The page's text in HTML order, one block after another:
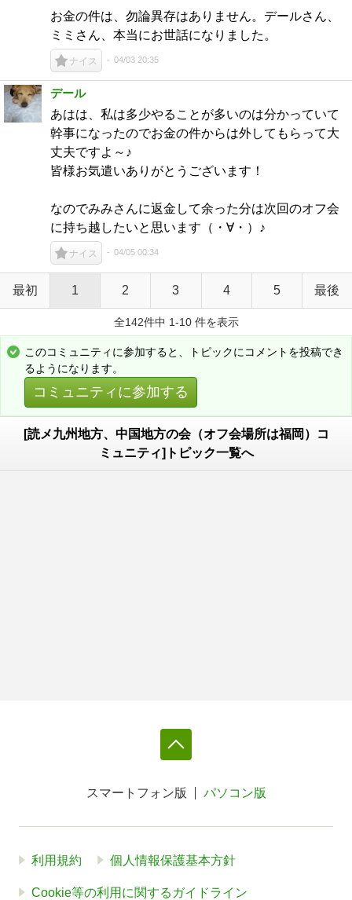
お金の件は、勿論異存はありません。デールさん、
ミミさん、本当にお世話になりました。
ナイス 04/03 20:35
デール
あはは、私は多少やることが多いのは分かっていて
幹事になったのでお金の件からは外してもらって大
丈夫ですよ～♪
皆様お気遣いありがとうございます！
なのでみみさんに返金して余った分は次回のオフ会
に持ち越したいと思います（・∀・）♪
ナイス 04/05 00:34
最初 1 2 3 4 5 最後
全142件中 1-10 件を表示
このコミュニティに参加すると、トピックにコメントを投稿でき
るようになります。
コミュニティに参加する
[読メ九州地方、中国地方の会（オフ会場所は福岡）コ
ミュニティ]トピック一覧へ
スマートフォン版 パソコン版
利用規約 個人情報保護基本方針
Cookie等の利用に関するガイドライン